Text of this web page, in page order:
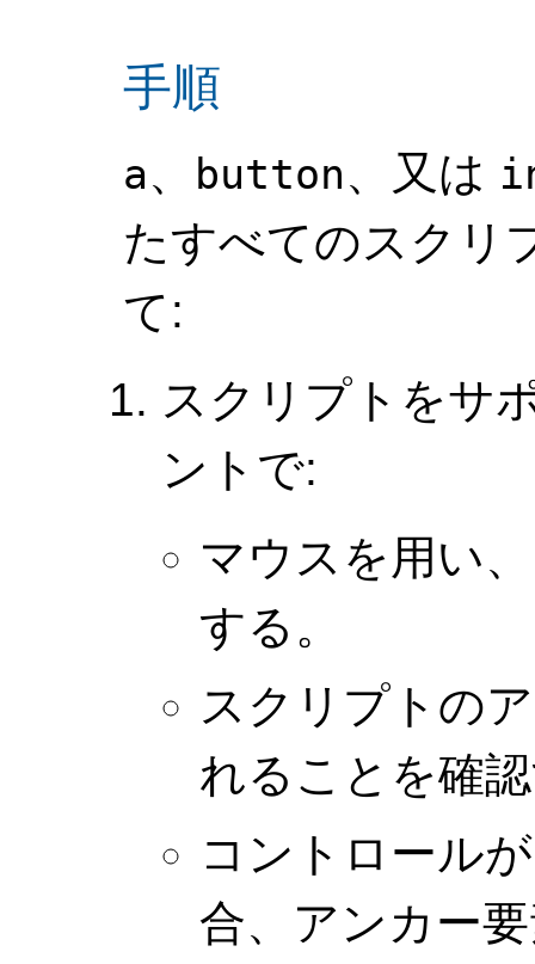
手順
a、 button、又は
たすべてのスクリ
て:
スクリプトをサ
ントで:
マウスを用い
する。
スクリプトの
れることを確
コントロール
合、アンカー